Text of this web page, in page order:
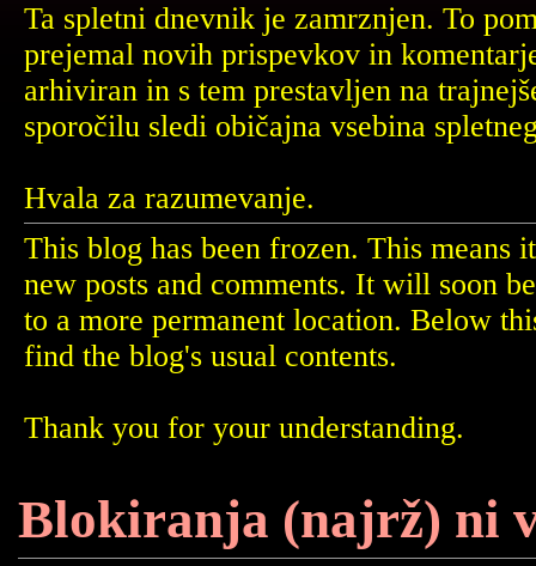
Ta spletni dnevnik je zamrznjen. To
prejemal novih prispevkov in
arhiviran in s tem prestavljen na
sporočilu sledi običajna vsebina
Hvala za razumevanje.
This blog has been frozen. This means
new posts and comments. It will soon
to a more permanent location. Below
find the blog's usual contents.
Thank you for your understanding.
Blokiranja (najrž) ni